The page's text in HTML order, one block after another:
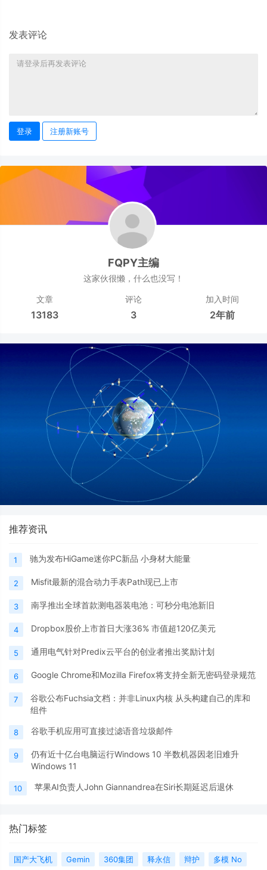
发表评论
登录 注册新账号
FQPY主编
这家伙很懒，什么也没写！
文章
13183
评论
3
加入时间
2年前
推荐资讯
1 驰为发布HiGame迷你PC新品 小身材大能量
2 Misfit最新的混合动力手表Path现已上市
3 南孚推出全球首款测电器装电池：可秒分电池新旧
4 Dropbox股价上市首日大涨36% 市值超120亿美元
5 通用电气针对Predix云平台的创业者推出奖励计划
6 Google Chrome和Mozilla Firefox将支持全新无密码登录规范
7
谷歌公布Fuchsia文档：并非Linux内核 从头构建自己的库和
组件
8 谷歌手机应用可直接过滤语音垃圾邮件
9
仍有近十亿台电脑运行Windows 10 半数机器因老旧难升
Windows 11
10 苹果AI负责人John Giannandrea在Siri长期延迟后退休
热门标签
国产大飞机 Gemin 360集团 释永信 辩护
多模 No